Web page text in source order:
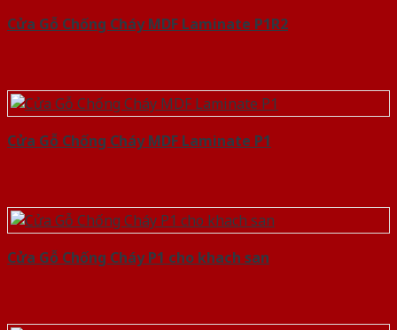
Cửa Gỗ Chống Cháy MDF Laminate P1R2
Cửa Gỗ Chống Cháy MDF Laminate P1
Cửa Gỗ Chống Cháy P1 cho khach san